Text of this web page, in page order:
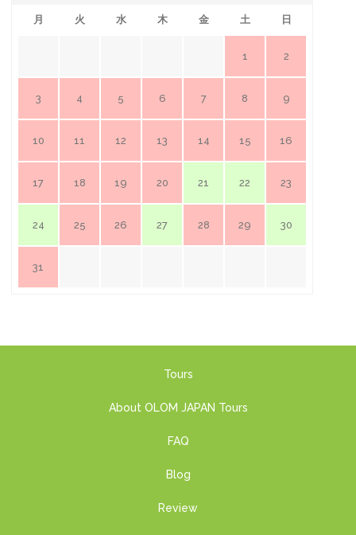
月 火 水 木 金 土 日
1 2
3 4 5 6 7 8 9
10 11 12 13 14 15 16
17 18 19 20 21 22 23
24 25 26 27 28 29 30
31
Tours
About OLOM JAPAN Tours
FAQ
Blog
Review